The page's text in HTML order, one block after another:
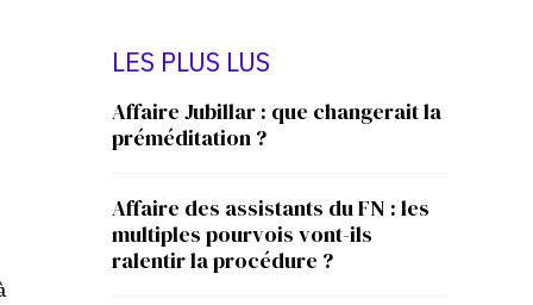
LES PLUS LUS
Affaire Jubillar : que changerait la
préméditation ?
Affaire des assistants du FN : les
multiples pourvois vont-ils
ralentir la procédure ?